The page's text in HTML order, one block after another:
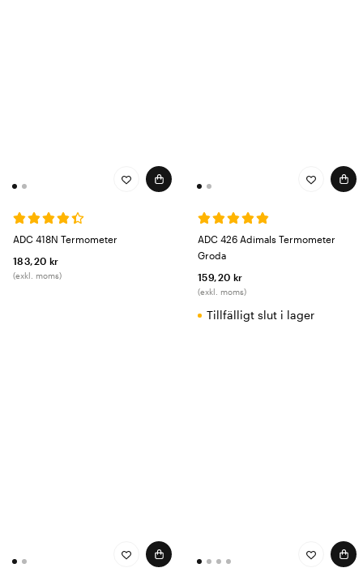
ADC 418N Termometer
183,20 kr
(exkl. moms)
ADC 426 Adimals Termometer
Groda
159,20 kr
(exkl. moms)
Tillfälligt slut i lager